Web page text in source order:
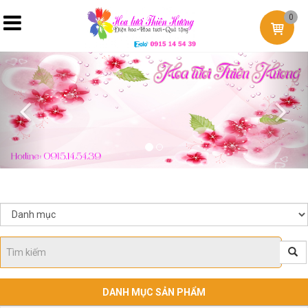
0
Previous
DANH MỤC SẢN PHẨM